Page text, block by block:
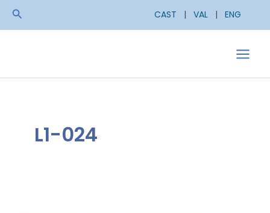
Buscar CAST | VAL | ENG
Main
L1-024